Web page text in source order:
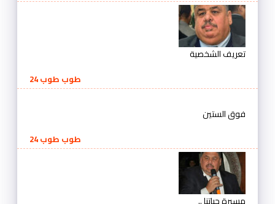
تعريف الشخصية
طوب طوب 24
فوق الستين
طوب طوب 24
مسيرة حياتنا ..